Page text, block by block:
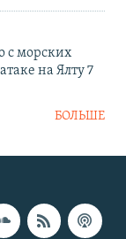
с морских
на Ялту 7
БОЛЬШЕ